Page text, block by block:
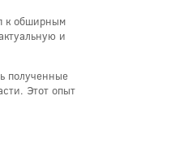
к обширным
и
полученные
Этот опыт